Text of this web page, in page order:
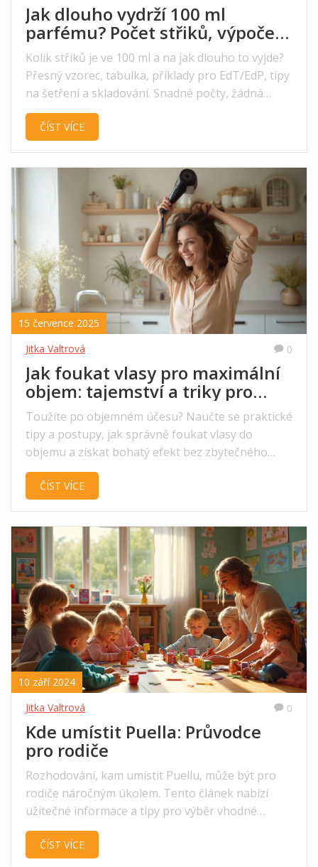
Jak dlouho vydrží 100 ml
parfému? Počet střiků, výpočet
a tipy
Kolik střiků je ve 100 ml a na jak dlouho to vyjde?
Přesný vzorec, tabulka, příklady pro EdT/EdP, tipy
na šetření a skladování. Snadné počty, žádná
magie.
ČÍST VÍCE
15 července 2025
Jitka Valtrová
0
Jak foukat vlasy pro maximální
objem: tajemství a triky pro
bohatý účes
Toužíte po objemném účesu? Naučte se praktické
tipy a postupy, jak správně foukat vlasy do
objemu a získat bohatý efekt bez zbytečného
zatížení.
ČÍST VÍCE
10 září 2024
Jitka Valtrová
0
Kde umístit Puella: Průvodce
pro rodiče
Rozhodování, kam umístit Puellu, může být pro
rodiče náročným úkolem. Tento článek nabízí
užitečné informace a tipy pro výběr vhodné
školky, které mohou rodičům usnadnit tento
proces. Přináší fakta o různých typech školek,
ČÍST VÍCE